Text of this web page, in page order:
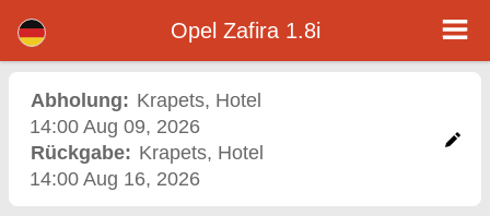
Selbstbeteiligung), unbegrenzte Kilometer, kostenlose Kindersitze, zusätzliche Fahrer kostenlos, niedrigen Preis Autovermietung
garantiert.
Opel Zafira 1.8i
Abholung: Krapets, Hotel
14:00 Aug 09, 2026
Rückgabe: Krapets, Hotel
14:00 Aug 16, 2026